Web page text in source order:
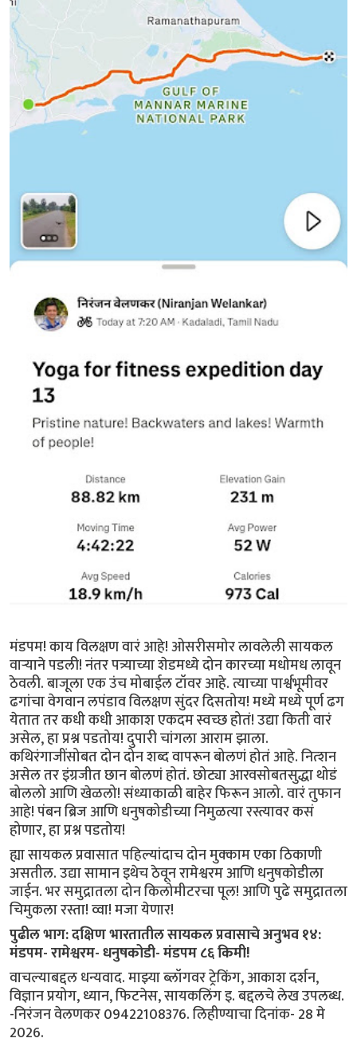
मंडपम! काय विलक्षण वारं आहे! ओसरीसमोर लावलेली सायकल
वार्‍याने पडली! नंतर पत्र्याच्या शेडमध्ये दोन कारच्या मधोमध लावून
ठेवली. बाजूला एक उंच मोबाईल टॉवर आहे. त्याच्या पार्श्वभूमीवर
ढगांचा वेगवान लपंडाव विलक्षण सुंदर दिसतोय! मध्ये मध्ये पूर्ण ढग
येतात तर कधी कधी आकाश एकदम स्वच्छ होतं! उद्या किती वारं
असेल, हा प्रश्न पडतोय! दुपारी चांगला आराम झाला.
कथिरंगाजींसोबत दोन दोन शब्द वापरून बोलणं होतं आहे. नित्शन
असेल तर इंग्रजीत छान बोलणं होतं. छोट्या आरवसोबतसुद्धा थोडं
बोललो आणि खेळलो! संध्याकाळी बाहेर फिरून आलो. वारं तुफान
आहे! पंबन ब्रिज आणि धनुषकोडीच्या निमुळत्या रस्त्यावर कसं
होणार, हा प्रश्न पडतोय!
ह्या सायकल प्रवासात पहिल्यांदाच दोन मुक्काम एका ठिकाणी
असतील. उद्या सामान इथेच ठेवून रामेश्वरम आणि धनुषकोडीला
जाईन. भर समुद्रातला दोन किलोमीटरचा पूल! आणि पुढे समुद्रातला
चिमुकला रस्ता! व्वा! मजा येणार!
पुढील भाग: दक्षिण भारतातील सायकल प्रवासाचे अनुभव १४:
मंडपम- रामेश्वरम- धनुषकोडी- मंडपम ८६ किमी!
वाचल्याबद्दल धन्यवाद. माझ्या ब्लॉगवर ट्रेकिंग, आकाश दर्शन,
विज्ञान प्रयोग, ध्यान, फिटनेस, सायकलिंग इ. बद्दलचे लेख उपलब्ध.
-निरंजन वेलणकर 09422108376. लिहीण्याचा दिनांक- 28 मे
2026.